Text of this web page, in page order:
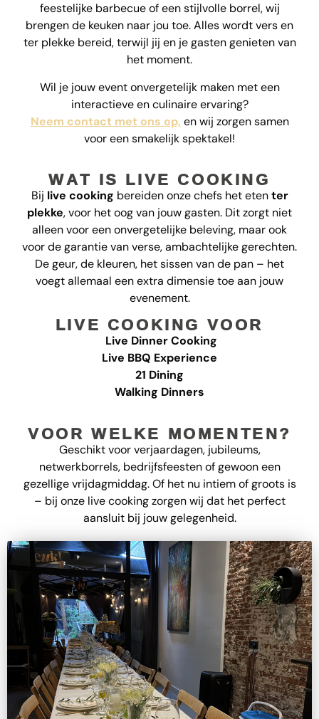
feestelijke barbecue of een stijlvolle borrel, wij
brengen de keuken naar jou toe. Alles wordt vers en
ter plekke bereid, terwijl jij en je gasten genieten van
het moment.
Wil je jouw event onvergetelijk maken met een
interactieve en culinaire ervaring?
Neem contact met ons op, en wij zorgen samen
voor een smakelijk spektakel!
WAT IS LIVE COOKING
Bij live cooking bereiden onze chefs het etenter
plekke, voor het oog van jouw gasten. Dit zorgt niet
alleen voor een onvergetelijke beleving, maar ook
voor de garantie van verse, ambachtelijke gerechten.
De geur, de kleuren, het sissen van de pan – het
voegt allemaal een extra dimensie toe aan jouw
evenement.
LIVE COOKING VOOR
Live Dinner Cooking
Live BBQ Experience
21 Dining
Walking Dinners
VOOR WELKE MOMENTEN?
Geschikt voor verjaardagen, jubileums,
netwerkborrels, bedrijfsfeesten of gewoon een
gezellige vrijdagmiddag. Of het nu intiem of groots is
– bij onze live cooking zorgen wij dat het perfect
aansluit bij jouw gelegenheid.